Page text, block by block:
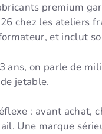
premium
chez les ateliers
et inclut
ans, on parle de
jetable.
: avant achat,
Une marque